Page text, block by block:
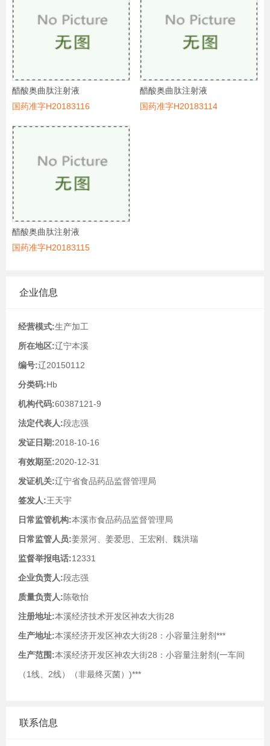
醋酸奥曲肽注射液
国药准字H20183116
醋酸奥曲肽注射液
国药准字H20183114
醋酸奥曲肽注射液
国药准字H20183115
企业信息
经营模式:生产加工
所在地区:辽宁本溪
编号:辽20150112
分类码:Hb
机构代码:60387121-9
法定代表人:段志强
发证日期:2018-10-16
有效期至:2020-12-31
发证机关:辽宁省食品药品监督管理局
签发人:王天宇
日常监管机构:本溪市食品药品监督管理局
日常监管人员:姜景河、姜爱思、王宏刚、魏洪瑞
监督举报电话:12331
企业负责人:段志强
质量负责人:陈敬怡
注册地址:本溪经济技术开发区神农大街28
生产地址:本溪经济开发区神农大街28：小容量注射剂***
生产范围:本溪经济开发区神农大街28：小容量注射剂(一车间
（1线、2线）（非最终灭菌）)***
联系信息